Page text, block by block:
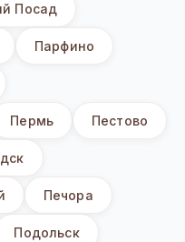
Посад
Парфино
Пермь Пестово
Печора
Подольск